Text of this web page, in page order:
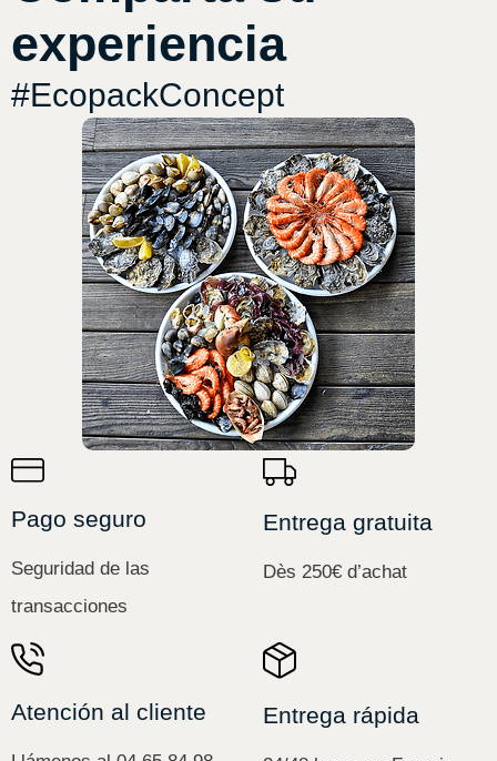
experiencia
#EcopackConcept
Pago seguro
Seguridad de las
transacciones
Entrega gratuita
Dès 250€ d’achat
Atención al cliente Entrega rápida